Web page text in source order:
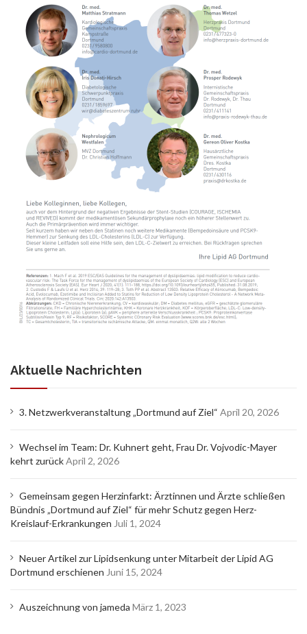
Aktuelle Nachrichten
3. Netzwerkveranstaltung „Dortmund auf Ziel“ April 20, 2026
Wechsel im Team: Dr. Kuhnert geht, Frau Dr. Vojvodic-Mayer
kehrt zurückApril 2, 2026
Gemeinsam gegen Herzinfarkt: Ärztinnen und Ärzte schließen
Bündnis „Dortmund auf Ziel“ für mehr Schutz gegen Herz-
Kreislauf-Erkrankungen Juli 1, 2024
Neuer Artikel zur Lipidsenkung unter Mitarbeit der Lipid AG
Dortmund erschienen Juni 15, 2024
Auszeichnung von jameda März 1, 2023